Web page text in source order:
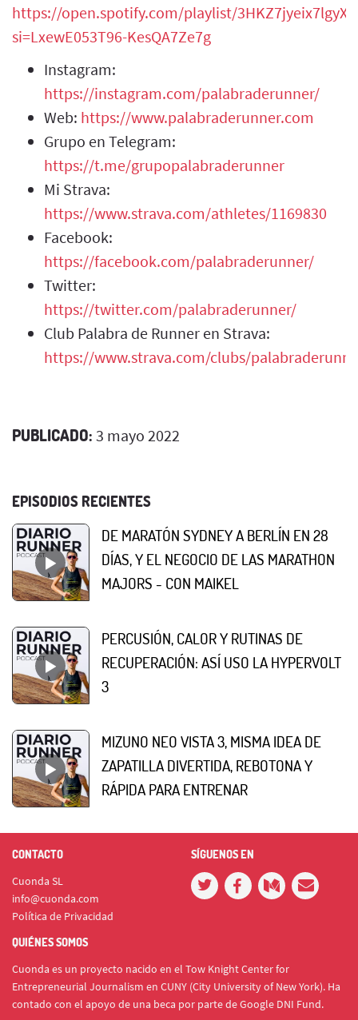
https://open.spotify.com/playlist/
si=LxewE053T96-KesQA7Ze7g
Instagram:
https://instagram.com/palabraderunner/
Web: https://www.palabraderunner.com
Grupo en Telegram:
https://t.me/grupopalabraderunner
Mi Strava:
https://www.strava.com/athletes/1169830
Facebook:
https://facebook.com/palabraderunner/
Twitter:
https://twitter.com/palabraderunner/
Club Palabra de Runner en Strava:
https://www.strava.com/clubs/
PUBLICADO: 3 mayo 2022
EPISODIOS RECIENTES
DE MARATÓN SYDNEY A BERLÍN EN 28
DÍAS, Y EL NEGOCIO DE LAS MARATHON
MAJORS - CON MAIKEL
PERCUSIÓN, CALOR Y RUTINAS DE
RECUPERACIÓN: ASÍ USO LA HYPERVOLT
3
MIZUNO NEO VISTA 3, MISMA IDEA DE
ZAPATILLA DIVERTIDA, REBOTONA Y
RÁPIDA PARA ENTRENAR
CONTACTO
Cuonda SL
info@cuonda.com
Política de Privacidad
SÍGUENOS EN
QUIÉNES SOMOS
Cuonda es un proyecto nacido en el Tow Knight Center for
Entrepreneurial Journalism en CUNY (City University of New York). Ha
contado con el apoyo de una beca por parte de Google DNI Fund.